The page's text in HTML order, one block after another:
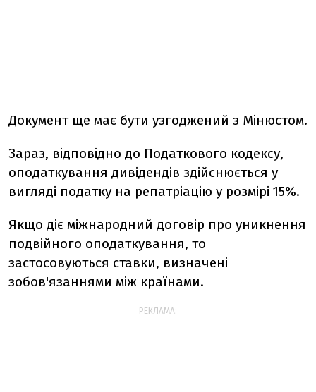
Документ ще має бути узгоджений з Мінюстом.
Зараз, відповідно до Податкового кодексу,
оподаткування дивідендів здійснюється у
вигляді податку на репатріацію у розмірі 15%.
Якщо діє міжнародний договір про уникнення
подвійного оподаткування, то
застосовуються ставки, визначені
зобов'язаннями між країнами.
РЕКЛАМА: